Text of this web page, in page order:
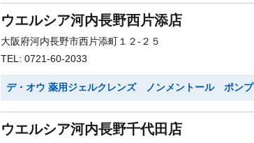
ウエルシア河内長野西片添店
大阪府河内長野市西片添町１２-２５
TEL: 0721-60-2033
デ・オウ 薬用ジェルクレンズ ノンメントール ポンプ
ウエルシア河内長野千代田店